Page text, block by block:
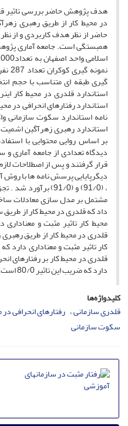
هدف پژوهش حاضر بررسی تاثیر
در محیط کار از طریق رهبری
حاضر از نظر هدف کاربردی و از
همبستگی است. جامعه آماری
گیری طبقه ای متناسب با حجم
بر اساس روایی محتوایی با
دیدگاه تعدادی از جامعه آماری
قرار گرفتند و پس از اصطلاحات
، (91/0) و (91/0)
مشتمل بر مدل سازی معادلات
داد که قلدری در محیط کار از
قلدری در محیط کار از طریق
قلدری در محیط کار بر رفتارهای
دارد که ضریب این تاثیر 80/0 است.
کلیدواژه‌ها
قلدری سازمانی رفتارهای انحرافی
سکوت سازمانی